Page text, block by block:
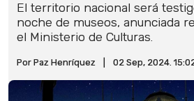
El territorio nacional será
noche de museos, anunciada
el Ministerio de Culturas.
Por Paz Henríquez 02 Sep, 2024.